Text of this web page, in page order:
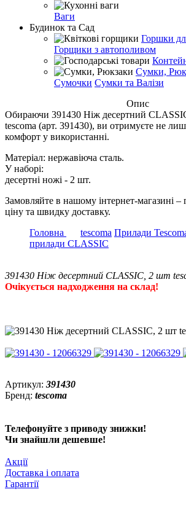
Ваги
Будинок та Сад
Горшки
Горщики з автополивом
Сумки,
Сумочки Сумки та Валізи
Опис
Обираючи 391430 Ніж десертний
tescoma (арт. 391430), ви отримуєте не
комфорт у використанні.
Матеріал: нержавіюча сталь.
У наборі:
десертні ножі - 2 шт.
Замовляйте в нашому інтернет-магазині –
ціну та швидку доставку.
Головна
tescoma Прилади
прилади CLASSIC
391430 Ніж десертний CLASSIC, 2 шт
Очікується надходження на склад!
Артикул: 391430
Бренд: tescoma
Телефонуйте з приводу знижки!
Чи знайшли дешевше!
Акції
Доставка і оплата
Гарантії